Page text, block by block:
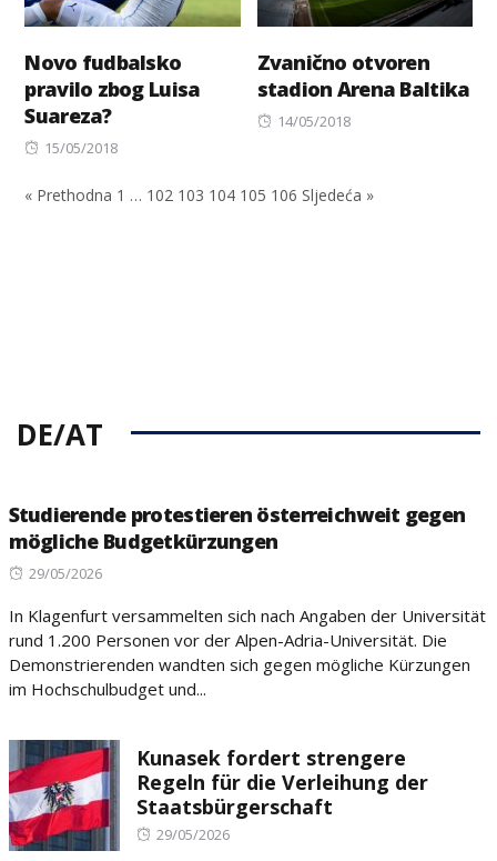
Novo fudbalsko
pravilo zbog Luisa
Suareza?
Posted
15/05/2018
Zvanično otvoren
stadion Arena Baltika
Posted
14/05/2018
« Prethodna 1 … 102 103 104 105 106 Sljedeća »
DE/AT
Studierende protestieren österreichweit gegen
mögliche Budgetkürzungen
Posted
29/05/2026
In Klagenfurt versammelten sich nach Angaben der Universität
rund 1.200 Personen vor der Alpen-Adria-Universität. Die
Demonstrierenden wandten sich gegen mögliche Kürzungen
im Hochschulbudget und...
Kunasek fordert strengere
Regeln für die Verleihung der
Staatsbürgerschaft
Posted
29/05/2026